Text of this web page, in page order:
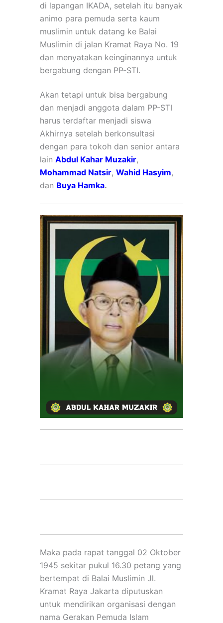
di lapangan IKADA, setelah itu banyak
animo para pemuda serta kaum
muslimin untuk datang ke Balai
Muslimin di jalan Kramat Raya No. 19
dan menyatakan keinginannya untuk
bergabung dengan PP-STI.
Akan tetapi untuk bisa bergabung
dan menjadi anggota dalam PP-STI
harus terdaftar menjadi siswa
Akhirnya setelah berkonsultasi
dengan para tokoh dan senior antara
lain Abdul Kahar Muzakir,
Mohammad Natsir, Wahid Hasyim,
dan Buya Hamka.
Maka pada rapat tanggal 02 Oktober
1945 sekitar pukul 16.30 petang yang
bertempat di Balai Muslimin Jl.
Kramat Raya Jakarta diputuskan
untuk mendirikan organisasi dengan
nama Gerakan Pemuda Islam